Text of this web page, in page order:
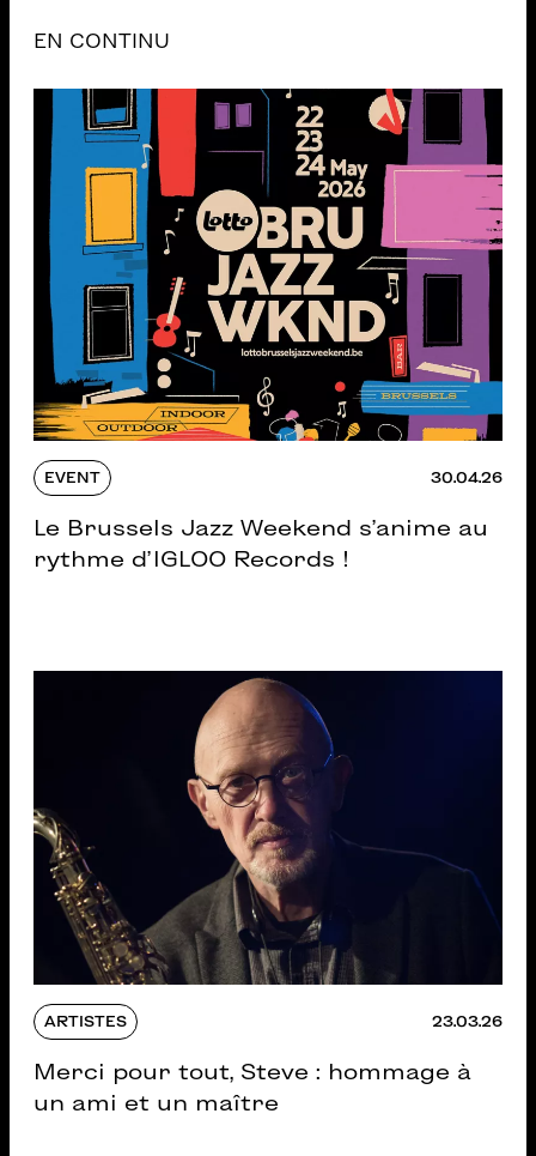
EN CONTINU
EVENT 30.04.26
Le Brussels Jazz Weekend s’anime au
rythme d’IGLOO Records !
ARTISTES 23.03.26
Merci pour tout, Steve : hommage à
un ami et un maître